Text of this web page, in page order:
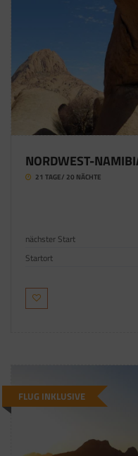
NORDWEST-
21 TAGE/ 20 NÄCHTE
nächster Start
Startort
FLUG INKLUSIVE